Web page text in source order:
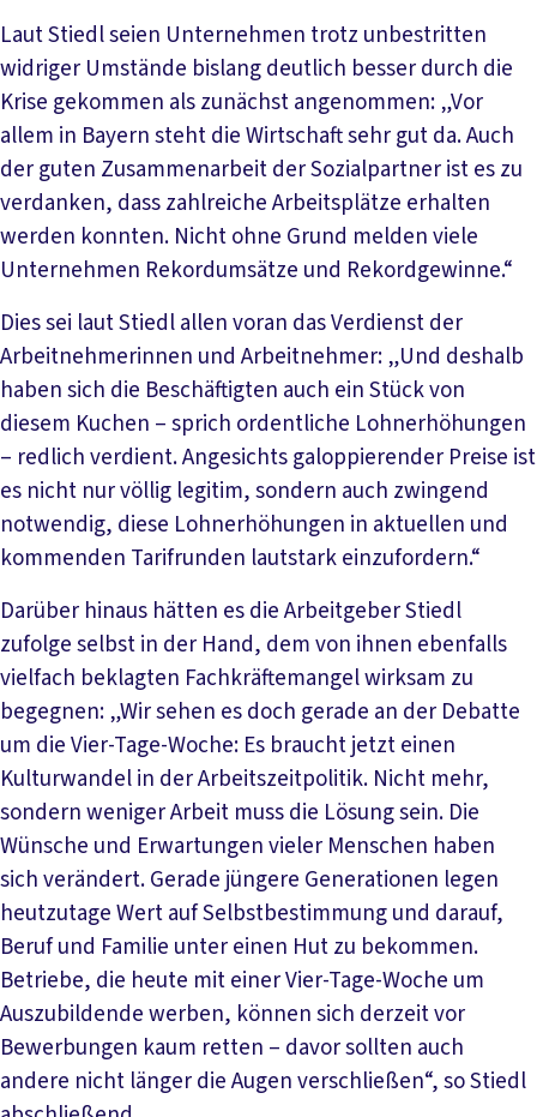
Laut Stiedl seien Unternehmen trotz unbestritten
widriger Umstände bislang deutlich besser durch die
Krise gekommen als zunächst angenommen: „Vor
allem in Bayern steht die Wirtschaft sehr gut da. Auch
der guten Zusammenarbeit der Sozialpartner ist es zu
verdanken, dass zahlreiche Arbeitsplätze erhalten
werden konnten. Nicht ohne Grund melden viele
Unternehmen Rekordumsätze und Rekordgewinne.“
Dies sei laut Stiedl allen voran das Verdienst der
Arbeitnehmerinnen und Arbeitnehmer: „Und deshalb
haben sich die Beschäftigten auch ein Stück von
diesem Kuchen – sprich ordentliche Lohnerhöhungen
– redlich verdient. Angesichts galoppierender Preise ist
es nicht nur völlig legitim, sondern auch zwingend
notwendig, diese Lohnerhöhungen in aktuellen und
kommenden Tarifrunden lautstark einzufordern.“
Darüber hinaus hätten es die Arbeitgeber Stiedl
zufolge selbst in der Hand, dem von ihnen ebenfalls
vielfach beklagten Fachkräftemangel wirksam zu
begegnen: „Wir sehen es doch gerade an der Debatte
um die Vier-Tage-Woche: Es braucht jetzt einen
Kulturwandel in der Arbeitszeitpolitik. Nicht mehr,
sondern weniger Arbeit muss die Lösung sein. Die
Wünsche und Erwartungen vieler Menschen haben
sich verändert. Gerade jüngere Generationen legen
heutzutage Wert auf Selbstbestimmung und darauf,
Beruf und Familie unter einen Hut zu bekommen.
Betriebe, die heute mit einer Vier-Tage-Woche um
Auszubildende werben, können sich derzeit vor
Bewerbungen kaum retten – davor sollten auch
andere nicht länger die Augen verschließen“, so Stiedl